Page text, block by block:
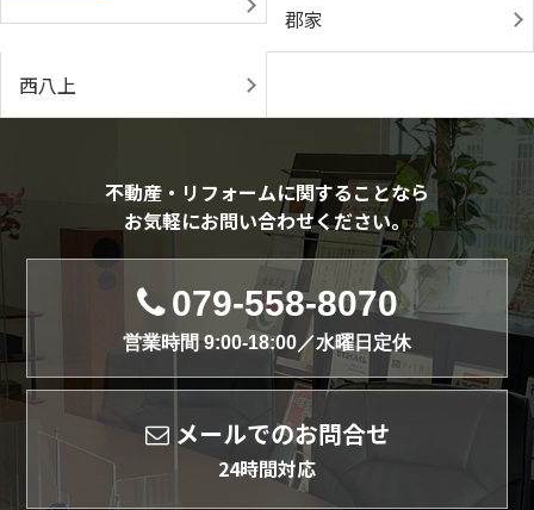
郡家
西八上
不動産・リフォームに関することなら
お気軽にお問い合わせください。
079-558-8070
営業時間 9:00-18:00／水曜日定休
メールでのお問合せ
24時間対応